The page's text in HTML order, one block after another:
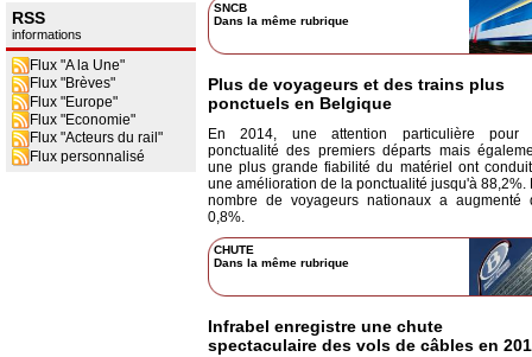
RSS
informations
Flux "A la Une"
Flux "Brèves"
Flux "Europe"
Flux "Economie"
Flux "Acteurs du rail"
Flux personnalisé
SNCB
Dans la même rubrique
Plus de voyageurs et des trains plus
ponctuels en Belgique
En 2014, une attention particulière pour
ponctualité des premiers départs mais
une plus grande fiabilité du matériel ont
une amélioration de la ponctualité jusqu'à 88,2%.
nombre de voyageurs nationaux a augmenté
0,8%.
CHUTE
Dans la même rubrique
Infrabel enregistre une chute
spectaculaire des vols de câbles en